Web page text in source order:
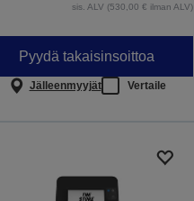
sis. ALV (530,00 € ilman ALV)
Pyydä takaisinsoittoa
Jälleenmyyjät Vertaile